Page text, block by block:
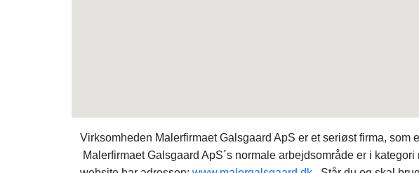
Virksomheden Malerfirmaet Galsgaard ApS er et seriøst firma,
Malerfirmaet Galsgaard ApS´s normale arbejdsområde er i